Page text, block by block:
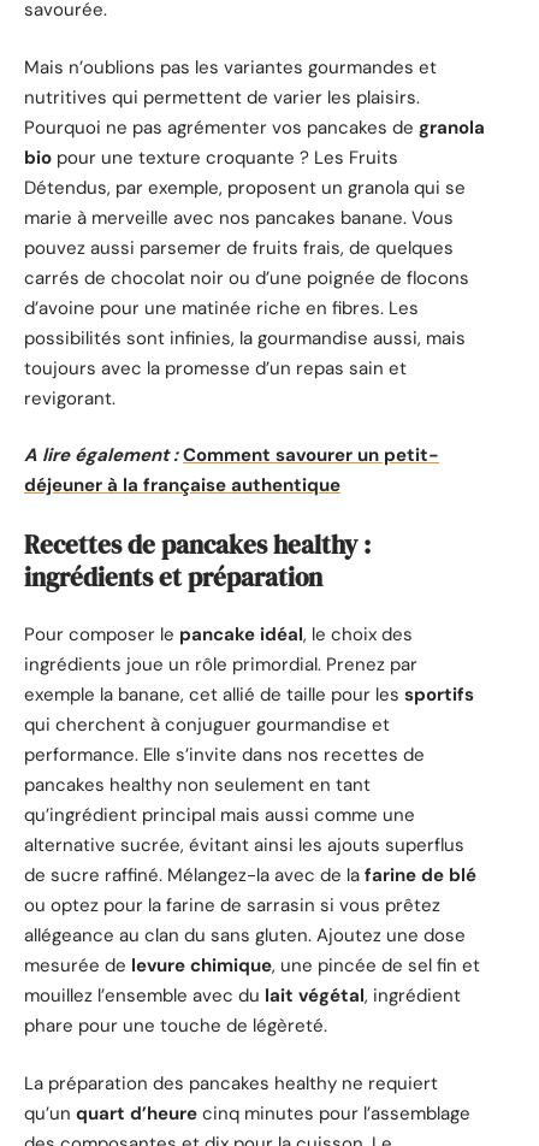
savourée.
Mais n’oublions pas les variantes gourmandes et
nutritives qui permettent de varier les plaisirs.
Pourquoi ne pas agrémenter vos pancakes de granola
bio pour une texture croquante ? Les Fruits
Détendus, par exemple, proposent un granola qui se
marie à merveille avec nos pancakes banane. Vous
pouvez aussi parsemer de fruits frais, de quelques
carrés de chocolat noir ou d’une poignée de flocons
d’avoine pour une matinée riche en fibres. Les
possibilités sont infinies, la gourmandise aussi, mais
toujours avec la promesse d’un repas sain et
revigorant.
A lire également : Comment savourer un petit-
déjeuner à la française authentique
Recettes de pancakes healthy :
ingrédients et préparation
Pour composer le pancake idéal, le choix des
ingrédients joue un rôle primordial. Prenez par
exemple la banane, cet allié de taille pour les sportifs
qui cherchent à conjuguer gourmandise et
performance. Elle s’invite dans nos recettes de
pancakes healthy non seulement en tant
qu’ingrédient principal mais aussi comme une
alternative sucrée, évitant ainsi les ajouts superflus
de sucre raffiné. Mélangez-la avec de la farine de blé
ou optez pour la farine de sarrasin si vous prêtez
allégeance au clan du sans gluten. Ajoutez une dose
mesurée de levure chimique, une pincée de sel fin et
mouillez l’ensemble avec du lait végétal, ingrédient
phare pour une touche de légèreté.
La préparation des pancakes healthy ne requiert
qu’un quart d’heure cinq minutes pour l’assemblage